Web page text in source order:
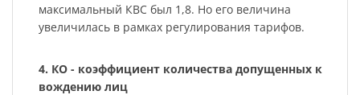
максимальный КВС был 1,8. Но его величина
увеличилась в рамках регулирования тарифов.
4. КО - коэффициент количества допущенных к
вождению лиц